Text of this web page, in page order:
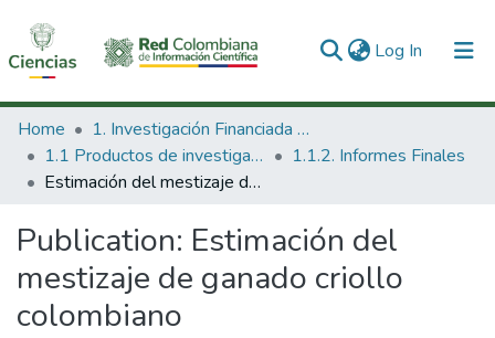
Log In (current)
Communities & Collections
All of DSpace
Home
1. Investigación Financiada con Recursos Públicos
1.1 Productos de investigación
1.1.2. Informes Finales
Estimación del mestizaje de ganado criollo colombiano
Publication: Estimación del
mestizaje de ganado criollo
colombiano